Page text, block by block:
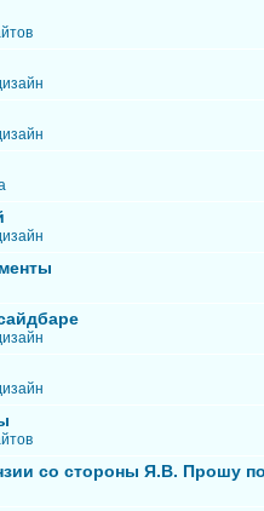
со стороны Я.В. Прошу